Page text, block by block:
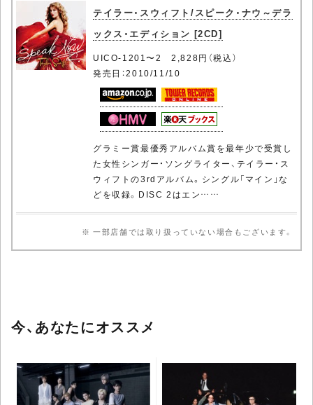
テイラー・スウィフト/スピーク・ナウ～デラ
ックス・エディション [2CD]
UICO-1201〜2 2,828円（税込）
発売日：2010/11/10
グラミー賞最優秀アルバム賞を最年少で受賞し
た女性シンガー・ソングライター、テイラー・ス
ウィフトの3rdアルバム。シングル「マイン」な
どを収録。DISC 2はエン……
※ 一部店舗では取り扱っていない場合もございます。
今、あなたにオススメ